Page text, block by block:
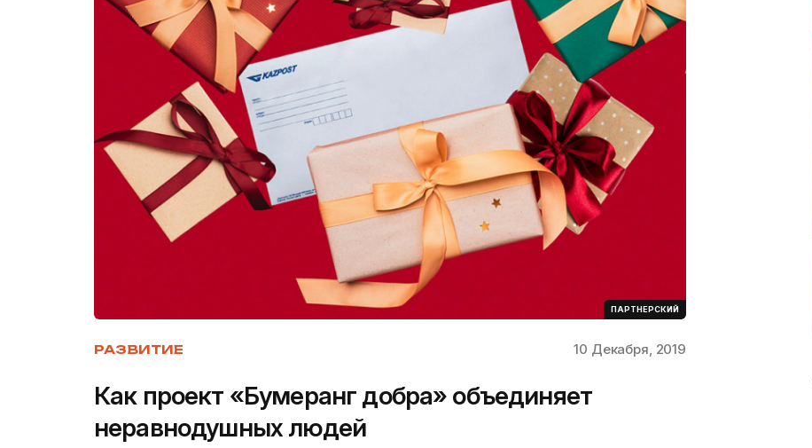
ПАРТНЕРСКИЙ
РАЗВИТИЕ 10 Декабря, 2019
Как проект «Бумеранг добра» объединяет
неравнодушных людей